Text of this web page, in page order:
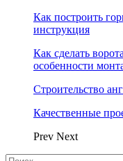
Как построить
инструкция
Как сделать
особенности
Строительство
Качественные
Prev Next